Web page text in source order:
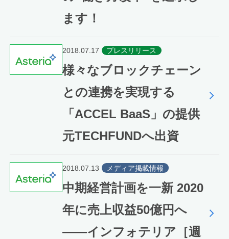
ます！
2018.07.17 プレスリリース
様々なブロックチェーン
との連携を実現する
「ACCEL BaaS」の提供
元TECHFUNDへ出資
2018.07.13 メディア掲載情報
中期経営計画を一新 2020
年に売上収益50億円へ
――インフォテリア［週